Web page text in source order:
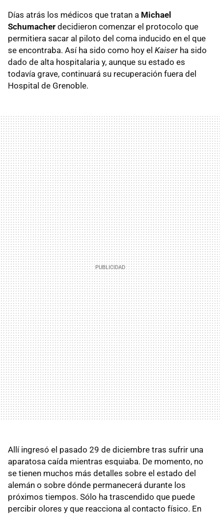
Días atrás los médicos que tratan a Michael
Schumacher decidieron comenzar el protocolo que
permitiera sacar al piloto del coma inducido en el que
se encontraba. Así ha sido como hoy el Kaiser ha sido
dado de alta hospitalaria y, aunque su estado es
todavía grave, continuará su recuperación fuera del
Hospital de Grenoble.
Allí ingresó el pasado 29 de diciembre tras sufrir una
aparatosa caída mientras esquiaba. De momento, no
se tienen muchos más detalles sobre el estado del
alemán o sobre dónde permanecerá durante los
próximos tiempos. Sólo ha trascendido que puede
percibir olores y que reacciona al contacto físico. En